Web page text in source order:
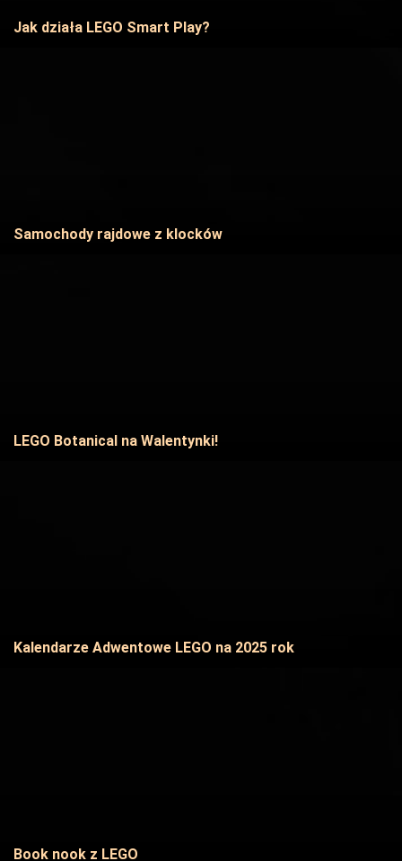
Jak działa LEGO Smart Play?
Samochody rajdowe z klocków
LEGO Botanical na Walentynki!
Kalendarze Adwentowe LEGO na 2025 rok
Book nook z LEGO